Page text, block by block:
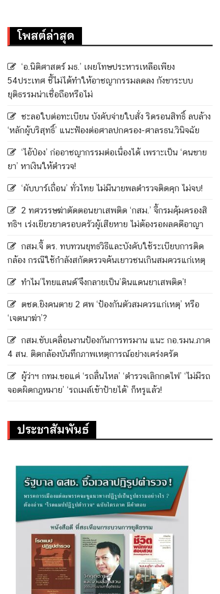
โพสต์ล่าสุด
‘อ.นิติศาสตร์ มธ.’ เผยโทษประหารเหลือเพียง
54ประเทศ ชี้ไม่ได้ทำให้อาชญากรรมลดลง กังขาระบบ
ยุติธรรมน่าเชื่อถือหรือไม่
ชะลอใบต่อทะเบียน บังคับจ่ายใบสั่ง ริดรอนสิทธิ์ ลบล้าง
‘หลักผู้บริสุทธิ์’ แนะฟ้องต่อศาลปกครอง-ศาลรธน.วินิจฉัย
‘ไอ้ป๋อง’ ก่ออาชญากรรมต่อเนื่องได้ เพราะเป็น ‘คนขาย
ยา’ หาเงินให้ตำรวจ!
‘ผับบาร์เถื่อน’ ทั่วไทย ไม่มีนายพลตำรวจติดคุก ไม่จบ!
2 ทศวรรษฆ่าตัดตอนยาเสพติด ‘กสม.’ จี้กรมคุ้มครองสิ
ทธิฯ เร่งเยียวยาครอบครัวผู้เสียหาย ไม่ต้องรอผลคดีอาญา
กสม.จี้ ตร. ทบทวนยุทธวิธีและบังคับใช้ระเบียบการติด
กล้อง กรณีใช้กำลังสกัดตรวจค้นเยาวชนเกินสมควรแก่เหตุ
ทำไม’ไทยแลนด์’จึงกลายเป็น’ดินแดนยาเสพติด’!
ตชด.ยิงคนตาย 2 ศพ ‘ป้องกันตัวสมควรแก่เหตุ’ หรือ
‘เจตนาฆ่า’?
กสม.ขับเคลื่อนงานป้องกันการทรมาน แนะ กอ.รมน.ภาค
4 สน. ติดกล้องบันทึกภาพเหตุการณ์อย่างเคร่งครัด
ผู้ว่าฯ กทม.ขอแค่ ‘รถลื่นไหล’ ‘ตำรวจเลิกกดไฟ’ ‘ไม่มีรถ
จอดผิดกฎหมาย’ ‘รถเมล์เข้าป้ายได้’ ก็หรูแล้ว!
ประชาสัมพันธ์